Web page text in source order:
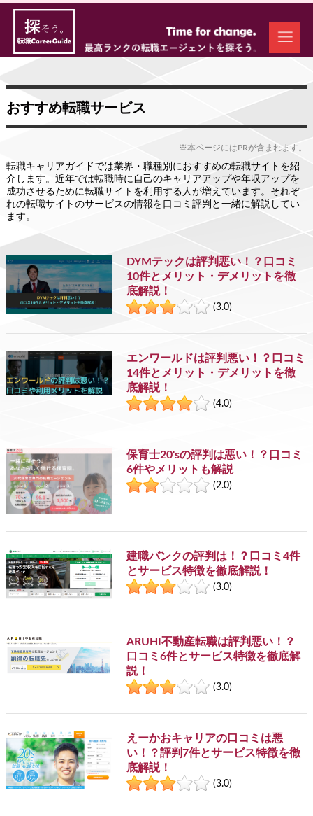
おすすめ転職サービス
※本ページにはPRが含まれます。
転職キャリアガイドでは業界・職種別におすすめの転職サイトを紹
介します。近年では転職時に自己のキャリアアップや年収アップを
成功させるために転職サイトを利用する人が増えています。それぞ
れの転職サイトのサービスの情報を口コミ評判と一緒に解説してい
ます。
DYMテックは評判悪い！？口コミ
10件とメリット・デメリットを徹
底解説！
(3.0)
エンワールドは評判悪い！？口コミ
14件とメリット・デメリットを徹
底解説！
(4.0)
保育士20'sの評判は悪い！？口コミ
6件やメリットも解説
(2.0)
建職バンクの評判は！？口コミ4件
とサービス特徴を徹底解説！
(3.0)
ARUHI不動産転職は評判悪い！？
口コミ6件とサービス特徴を徹底解
説！
(3.0)
えーかおキャリアの口コミは悪
い！？評判7件とサービス特徴を徹
底解説！
(3.0)